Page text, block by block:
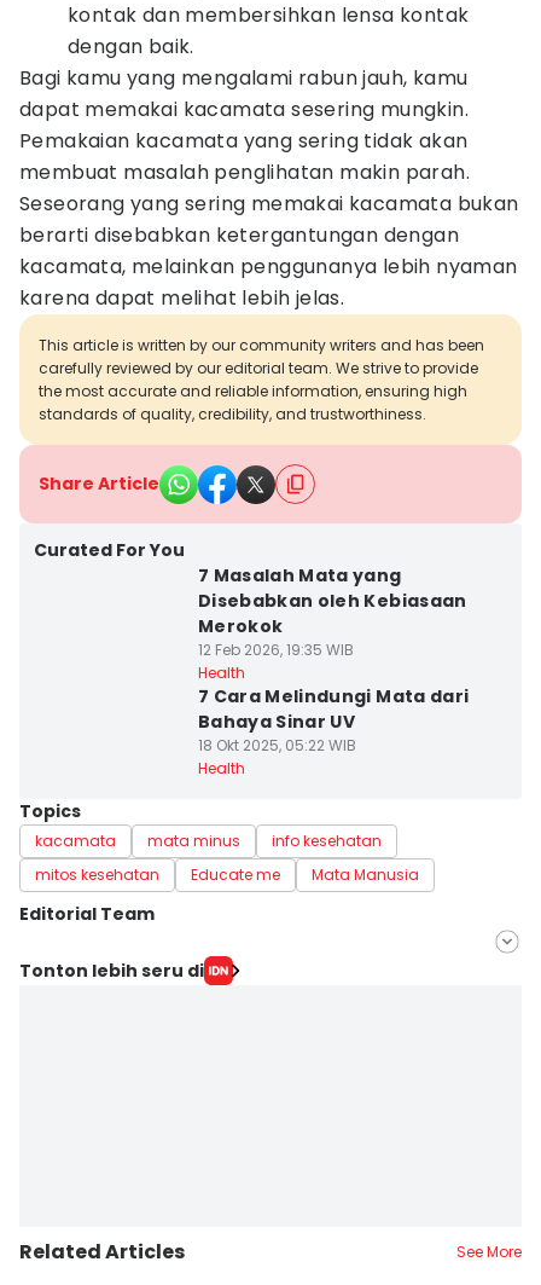
kontak dan membersihkan lensa kontak
dengan baik.
Bagi kamu yang mengalami rabun jauh, kamu
dapat memakai kacamata sesering mungkin.
Pemakaian kacamata yang sering tidak akan
membuat masalah penglihatan makin parah.
Seseorang yang sering memakai kacamata bukan
berarti disebabkan ketergantungan dengan
kacamata, melainkan penggunanya lebih nyaman
karena dapat melihat lebih jelas.
This article is written by our community writers and has been
carefully reviewed by our editorial team. We strive to provide
the most accurate and reliable information, ensuring high
standards of quality, credibility, and trustworthiness.
Share Article
Curated For You
7 Masalah Mata yang
Disebabkan oleh Kebiasaan
Merokok
12 Feb 2026, 19:35 WIB
Health
7 Cara Melindungi Mata dari
Bahaya Sinar UV
18 Okt 2025, 05:22 WIB
Health
Topics
kacamata mata minus
info kesehatan
mitos kesehatan
Educate me Mata Manusia
Editorial Team
Editor
Tonton lebih seru di
Related Articles See More